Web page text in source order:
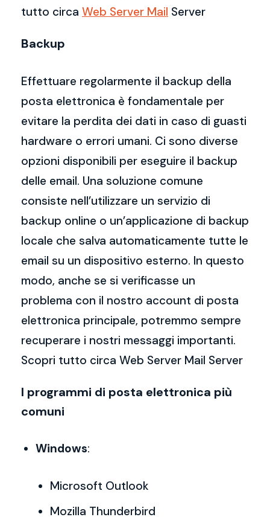
tutto circa Web Server Mail Server
Backup
Effettuare regolarmente il backup della
posta elettronica è fondamentale per
evitare la perdita dei dati in caso di guasti
hardware o errori umani. Ci sono diverse
opzioni disponibili per eseguire il backup
delle email. Una soluzione comune
consiste nell’utilizzare un servizio di
backup online o un’applicazione di backup
locale che salva automaticamente tutte le
email su un dispositivo esterno. In questo
modo, anche se si verificasse un
problema con il nostro account di posta
elettronica principale, potremmo sempre
recuperare i nostri messaggi importanti.
Scopri tutto circa Web Server Mail Server
I programmi di posta elettronica più
comuni
Windows:
Microsoft Outlook
Mozilla Thunderbird